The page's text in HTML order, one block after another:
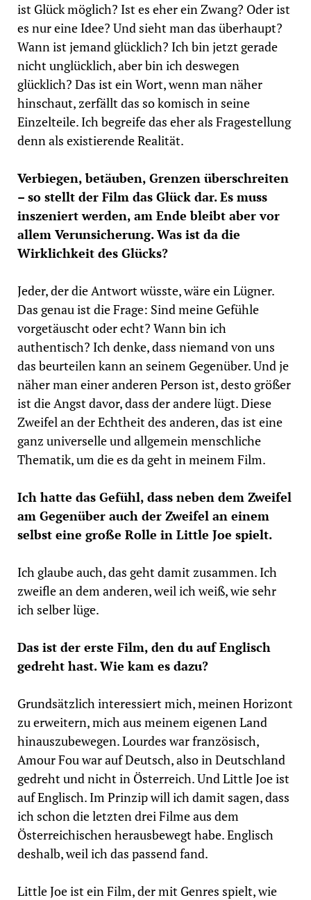
ist Glück möglich? Ist es eher ein Zwang? Oder ist
es nur eine Idee? Und sieht man das überhaupt?
Wann ist jemand glücklich? Ich bin jetzt gerade
nicht unglücklich, aber bin ich deswegen
glücklich? Das ist ein Wort, wenn man näher
hinschaut, zerfällt das so komisch in seine
Einzelteile. Ich begreife das eher als Fragestellung
denn als existierende Realität.
Verbiegen, betäuben, Grenzen überschreiten
– so stellt der Film das Glück dar. Es muss
inszeniert werden, am Ende bleibt aber vor
allem Verunsicherung. Was ist da die
Wirklichkeit des Glücks?
Jeder, der die Antwort wüsste, wäre ein Lügner.
Das genau ist die Frage: Sind meine Gefühle
vorgetäuscht oder echt? Wann bin ich
authentisch? Ich denke, dass niemand von uns
das beurteilen kann an seinem Gegenüber. Und je
näher man einer anderen Person ist, desto größer
ist die Angst davor, dass der andere lügt. Diese
Zweifel an der Echtheit des anderen, das ist eine
ganz universelle und allgemein menschliche
Thematik, um die es da geht in meinem Film.
Ich hatte das Gefühl, dass neben dem Zweifel
am Gegenüber auch der Zweifel an einem
selbst eine große Rolle in Little Joe spielt.
Ich glaube auch, das geht damit zusammen. Ich
zweifle an dem anderen, weil ich weiß, wie sehr
ich selber lüge.
Das ist der erste Film, den du auf Englisch
gedreht hast. Wie kam es dazu?
Grundsätzlich interessiert mich, meinen Horizont
zu erweitern, mich aus meinem eigenen Land
hinauszubewegen. Lourdes war französisch,
Amour Fou war auf Deutsch, also in Deutschland
gedreht und nicht in Österreich. Und Little Joe ist
auf Englisch. Im Prinzip will ich damit sagen, dass
ich schon die letzten drei Filme aus dem
Österreichischen herausbewegt habe. Englisch
deshalb, weil ich das passend fand.
Little Joe ist ein Film, der mit Genres spielt, wie